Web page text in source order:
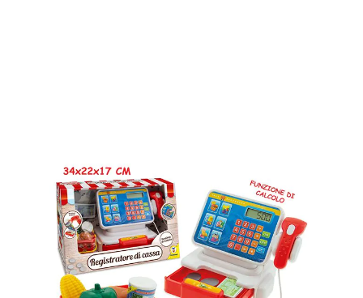
GRANDE CHEF - REGISTRATORE
DI CASSA
CODICE:66165